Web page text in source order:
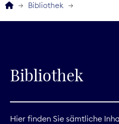
Service
Bibliothek
Bibliothek
Hier finden Sie sämtliche